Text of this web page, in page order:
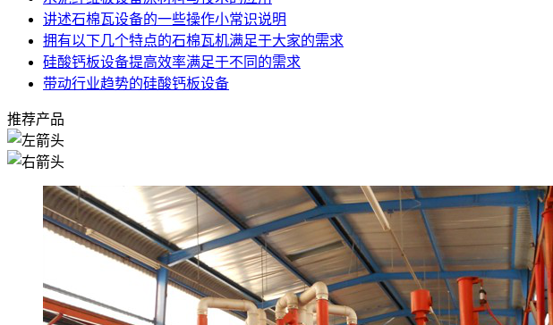
讲述石棉瓦设备的一些操作小常识说明
拥有以下几个特点的石棉瓦机满足于大家的需求
硅酸钙板设备提高效率满足于不同的需求
带动行业趋势的硅酸钙板设备
推荐产品